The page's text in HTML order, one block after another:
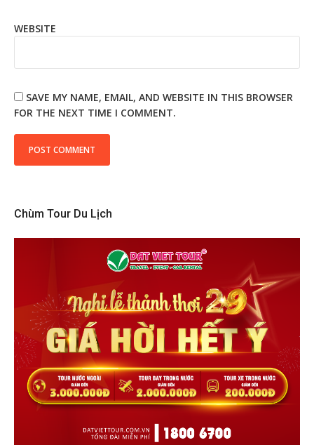
WEBSITE
SAVE MY NAME, EMAIL, AND WEBSITE IN THIS BROWSER
FOR THE NEXT TIME I COMMENT.
Chùm Tour Du Lịch